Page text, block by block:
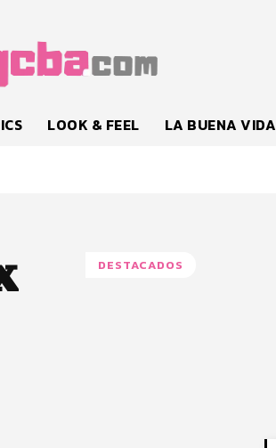
LOOK & FEEL LA BUENA VIDA
DESTACADOS